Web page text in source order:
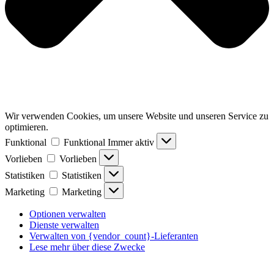
Wir verwenden Cookies, um unsere Website und unseren Service zu
optimieren.
Funktional
Funktional Immer aktiv
Vorlieben
Vorlieben
Statistiken
Statistiken
Marketing
Marketing
Optionen verwalten
Dienste verwalten
Verwalten von {vendor_count}-Lieferanten
Lese mehr über diese Zwecke